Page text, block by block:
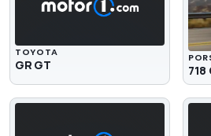
TOYOTA
GR GT 718